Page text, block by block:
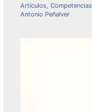
Artículos, Competencias
Antonio Peñalver